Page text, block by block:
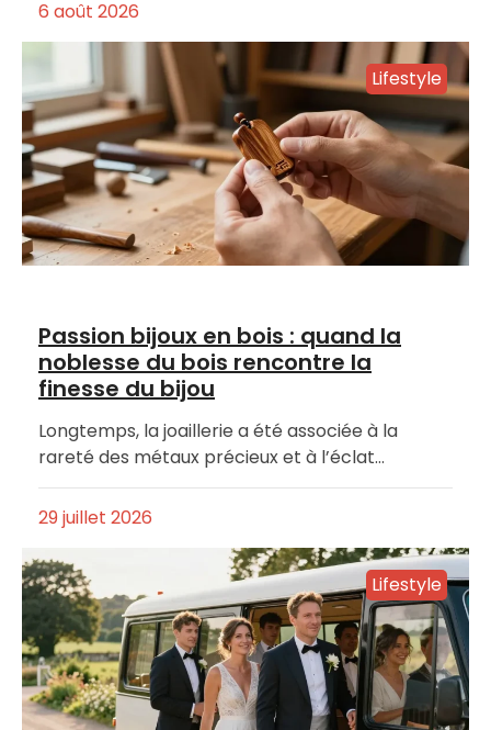
6 août 2026
Lifestyle
Passion bijoux en bois : quand la
noblesse du bois rencontre la
finesse du bijou
Longtemps, la joaillerie a été associée à la
rareté des métaux précieux et à l’éclat…
29 juillet 2026
Lifestyle